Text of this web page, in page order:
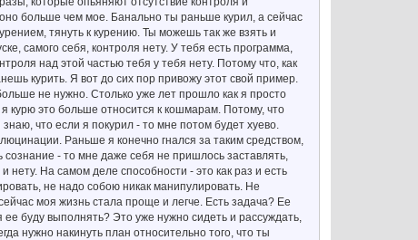
больше чем мое. Банально ты раньше курил, а сейчас
тянуть к курению. Ты можешь так же взять и
самого себя, контроля нету. У тебя есть программа,
над этой частью тебя у тебя нету. Потому что, как
курить. Я вот до сих пор привожу этот свой пример.
не нужно. Столько уже лет прошло как я просто
курю это больше относится к кошмарам. Потому, что
что если я покурил - то мне потом будет хуево.
Раньше я конечно гнался за таким средством,
сознание - то мне даже себя не пришлось заставлять,
нету. На самом деле способности - это как раз и есть
не надо собою никак манипулировать. Не
моя жизнь стала проще и легче. Есть задача? Ее
буду выполнять? Это уже нужно сидеть и рассуждать,
нужно накинуть план относительно того, что ты